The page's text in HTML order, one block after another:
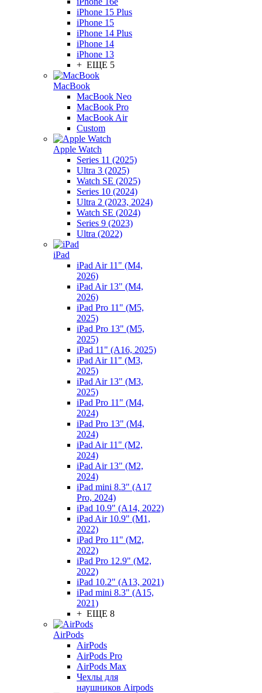
iPhone 15 Plus
iPhone 15
iPhone 14 Plus
iPhone 14
iPhone 13
+ ЕЩЕ 5
MacBook
MacBook Neo
MacBook Pro
MacBook Air
Custom
Apple Watch
Series 11 (2025)
Ultra 3 (2025)
Watch SE (2025)
Series 10 (2024)
Ultra 2 (2023, 2024)
Watch SE (2024)
Series 9 (2023)
Ultra (2022)
iPad
iPad Air 11" (M4,
2026)
iPad Air 13" (M4,
2026)
iPad Pro 11" (M5,
2025)
iPad Pro 13" (M5,
2025)
iPad 11" (A16, 2025)
iPad Air 11" (M3,
2025)
iPad Air 13" (M3,
2025)
iPad Pro 11" (M4,
2024)
iPad Pro 13" (M4,
2024)
iPad Air 11" (M2,
2024)
iPad Air 13" (M2,
2024)
iPad mini 8.3" (A17
Pro, 2024)
iPad 10.9" (A14, 2022)
iPad Air 10.9" (M1,
2022)
iPad Pro 11" (M2,
2022)
iPad Pro 12.9" (M2,
2022)
iPad 10.2" (A13, 2021)
iPad mini 8.3" (A15,
2021)
+ ЕЩЕ 8
AirPods
AirPods
AirPods Pro
AirPods Max
Чехлы для
наушников Airpods